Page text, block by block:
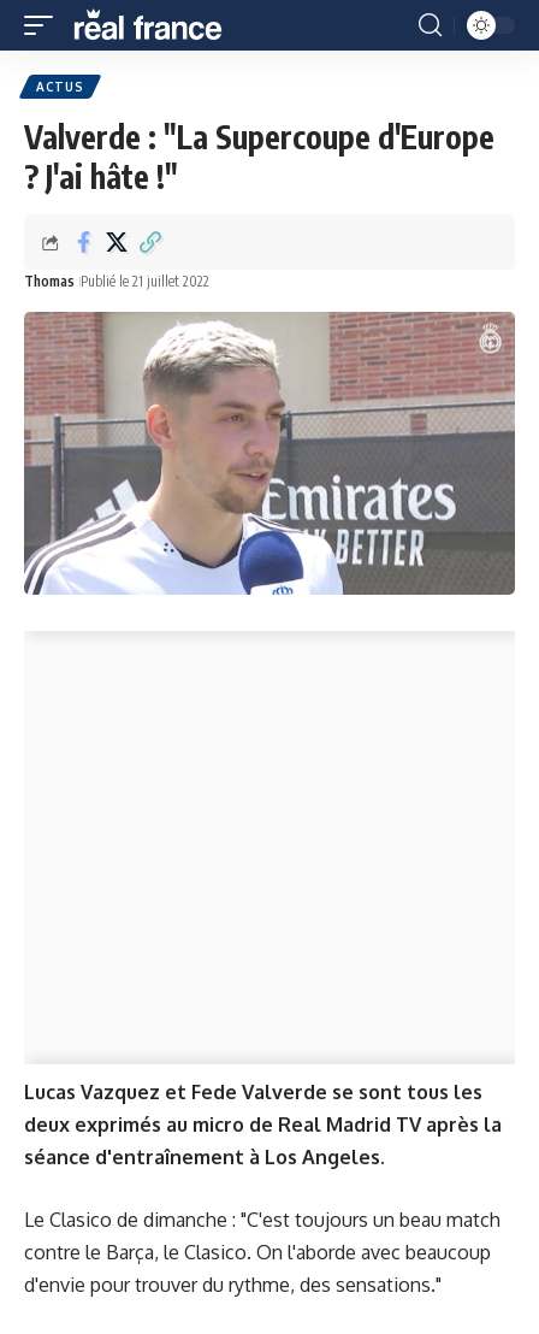
ACTUS
Valverde : "La Supercoupe d'Europe
? J'ai hâte !"
Thomas Publié le 21 juillet 2022
Lucas Vazquez et Fede Valverde se sont tous les
deux exprimés au micro de Real Madrid TV après la
séance d'entraînement à Los Angeles.
Le Clasico de dimanche : "C'est toujours un beau match
contre le Barça, le Clasico. On l'aborde avec beaucoup
d'envie pour trouver du rythme, des sensations."